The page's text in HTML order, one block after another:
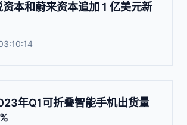
本和蔚来资本追加 1 亿美元新
年Q1可折叠智能手机出货量